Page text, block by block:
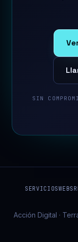
SIN
SERVICIOSWEBS
Acción Digital ·